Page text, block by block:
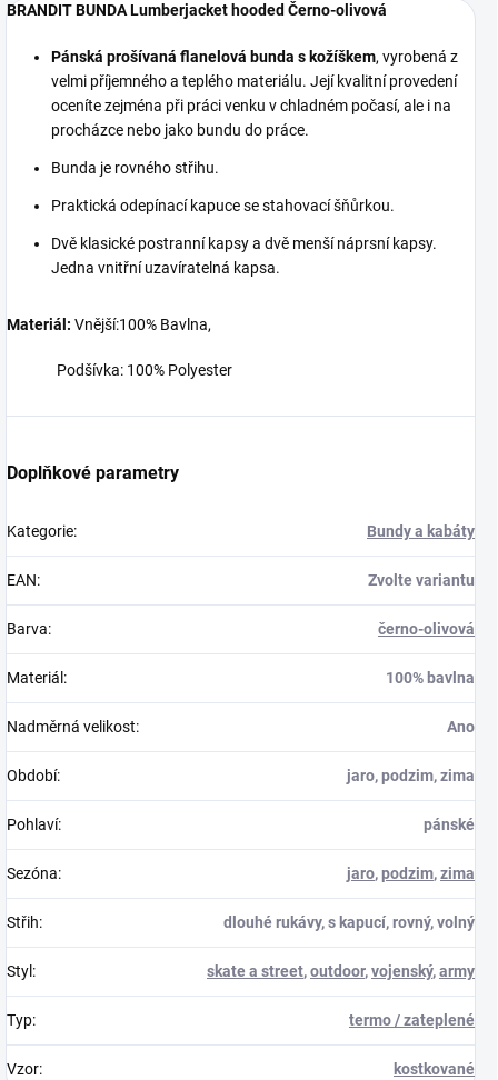
BRANDIT BUNDA Lumberjacket hooded Černo-olivová
Pánská prošívaná flanelová bunda s kožíškem, vyrobená z
velmi příjemného a teplého materiálu. Její kvalitní provedení
oceníte zejména při práci venku v chladném počasí, ale i na
procházce nebo jako bundu do práce.
Bunda je rovného střihu.
Praktická odepínací kapuce se stahovací šňůrkou.
Dvě klasické postranní kapsy a dvě menší náprsní kapsy.
Jedna vnitřní uzavíratelná kapsa.
Materiál: Vnější:100% Bavlna,
Podšívka: 100% Polyester
Doplňkové parametry
Kategorie: Bundy a kabáty
EAN: Zvolte variantu
Barva: černo-olivová
Materiál : 100% bavlna
Nadměrná velikost: Ano
Období: jaro, podzim, zima
Pohlaví: pánské
Sezóna: jaro,podzim,zima
Střih: dlouhé rukávy, s kapucí, rovný, volný
Styl : skate a street,outdoor,vojenský,army
Typ: termo / zateplené
Vzor: kostkované